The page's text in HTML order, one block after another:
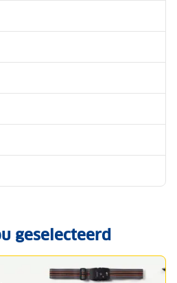
geselecteerd